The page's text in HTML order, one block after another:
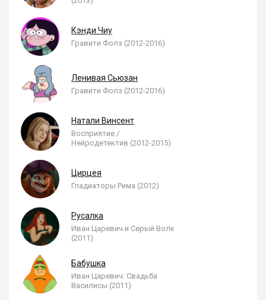
Кэнди Чиу
Гравити Фолз (2012-2016)
Ленивая Сьюзан
Гравити Фолз (2012-2016)
Натали Винсент
Восприятие /
Нейродетектив (2012-2015)
Цирцея
Гладиаторы Рима (2012)
Русалка
Иван Царевич и Серый Волк
(2011)
Бабушка
Иван Царевич: Свадьба
Василисы (2011)